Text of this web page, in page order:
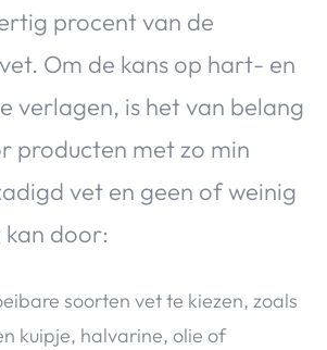
procent van de
Om de kans op hart- en
verlagen, is het van belang
producten met zo min
vet en geen of weinig
door:
soorten vet te kiezen, zoals
kuipje, halvarine, olie of